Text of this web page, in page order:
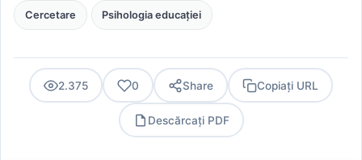
Cercetare Psihologia educației
2.375 0 Share Copiați URL
Descărcați PDF